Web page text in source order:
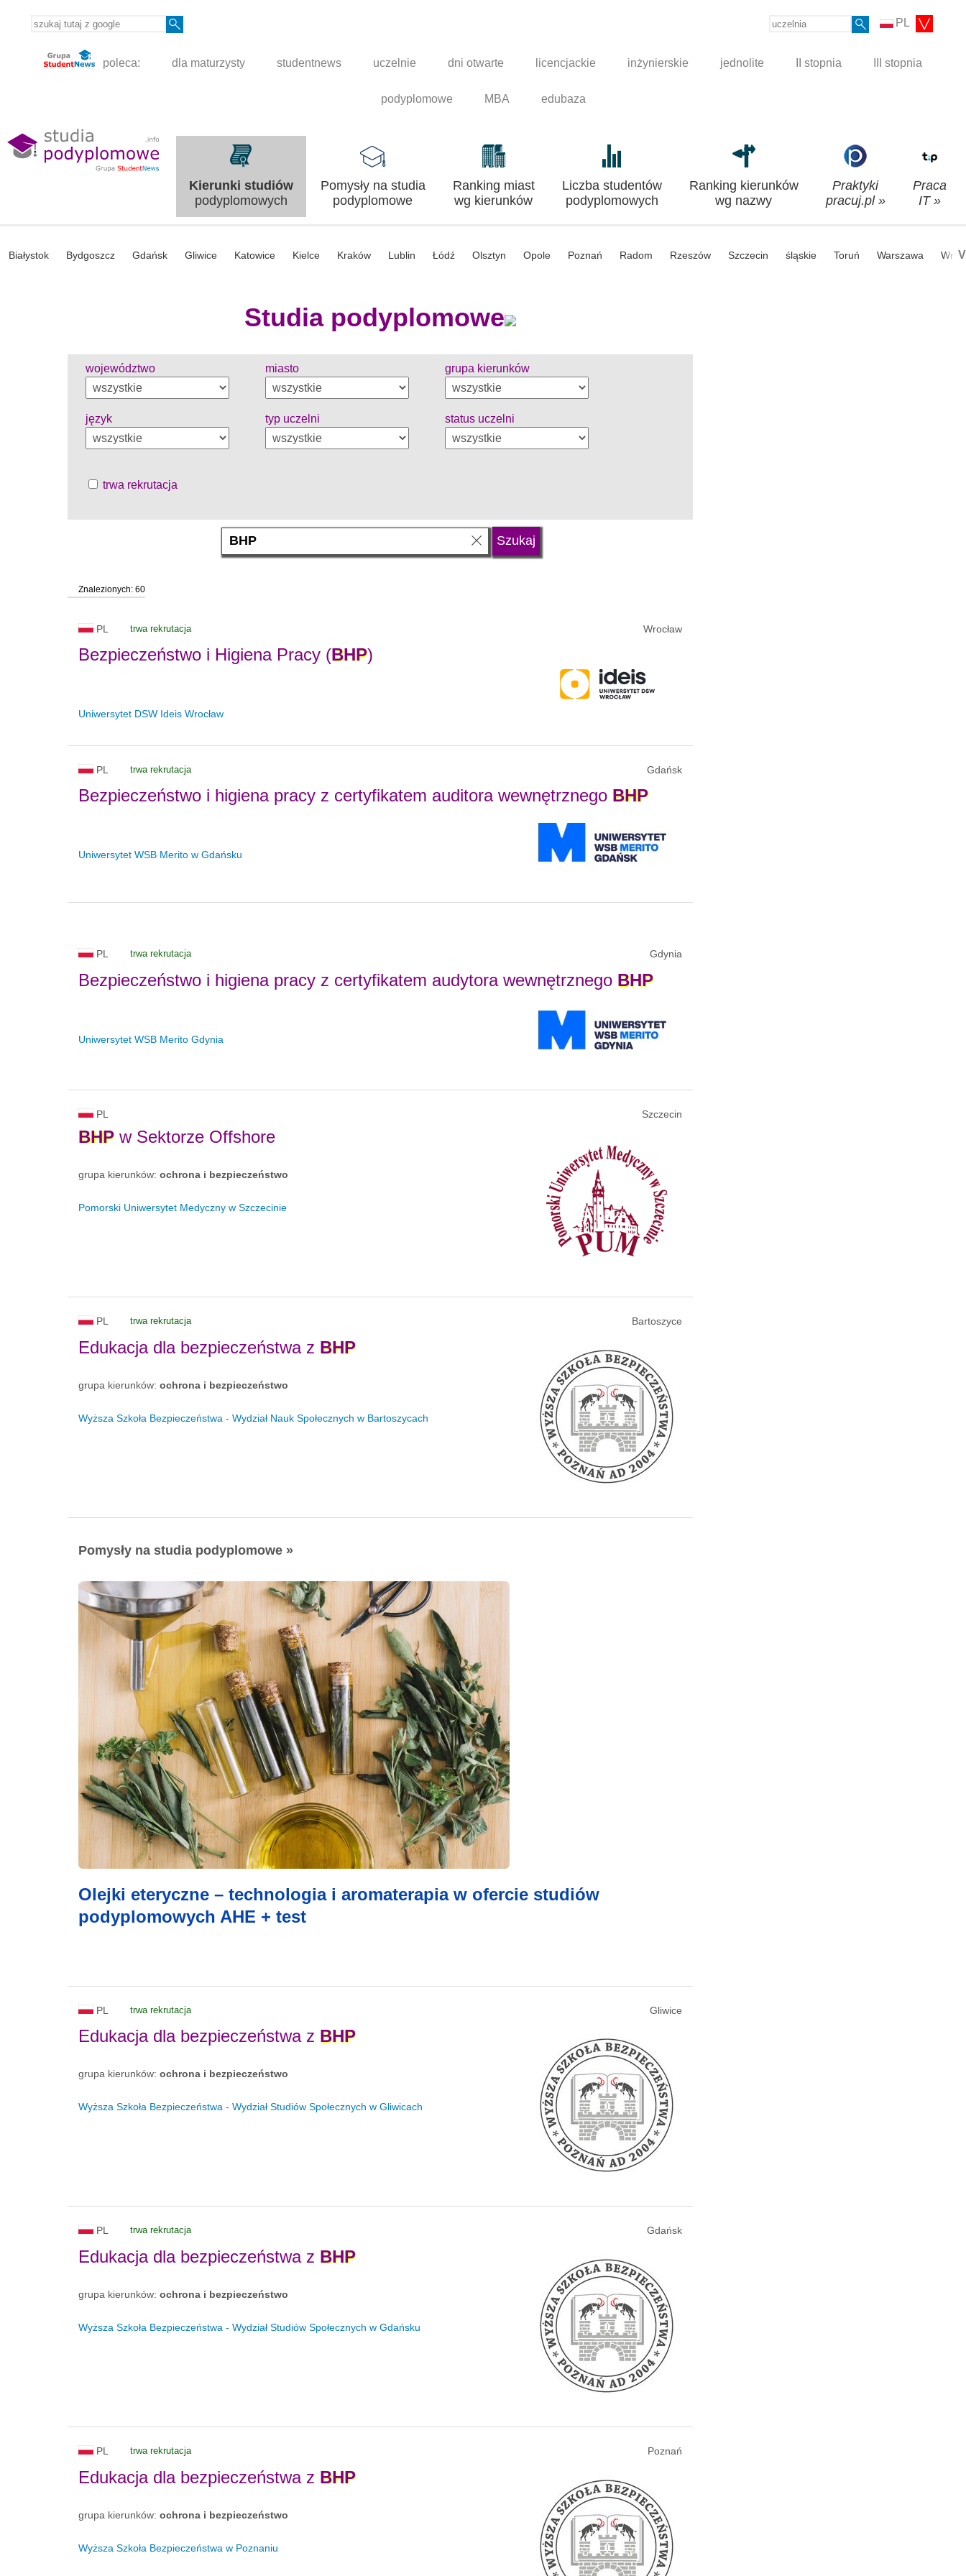
PL
poleca: dla maturzysty studentnews uczelnie dni otwarte licencjackie inżynierskie jednolite II stopnia III stopnia
podyplomowe MBA edubaza
Kierunki studiów
podyplomowych
Pomysły na studia
podyplomowe
Ranking miast
wg kierunków
Liczba studentów
podyplomowych
Ranking kierunków
wg nazwy
Praktyki
pracuj.pl »
Praca
IT »
Białystok Bydgoszcz Gdańsk Gliwice Katowice Kielce Kraków Lublin Łódź Olsztyn Opole Poznań Radom Rzeszów Szczecin śląskie Toruń Warszawa V
Studia podyplomowe
województwo miasto grupa kierunków
język typ uczelni status uczelni
trwa rekrutacja
Znalezionych: 60
PL trwa rekrutacja Wrocław
Bezpieczeństwo i Higiena Pracy (BHP)
Uniwersytet DSW Ideis Wrocław
PL trwa rekrutacja Gdańsk
Bezpieczeństwo i higiena pracy z certyfikatem auditora wewnętrznego BHP
Uniwersytet WSB Merito w Gdańsku
PL trwa rekrutacja Gdynia
Bezpieczeństwo i higiena pracy z certyfikatem audytora wewnętrznego BHP
Uniwersytet WSB Merito Gdynia
PL Szczecin
BHPw Sektorze Offshore
grupa kierunków: ochrona i bezpieczeństwo
Pomorski Uniwersytet Medyczny w Szczecinie
PL trwa rekrutacja Bartoszyce
Edukacja dla bezpieczeństwa z BHP
grupa kierunków: ochrona i bezpieczeństwo
Wyższa Szkoła Bezpieczeństwa - Wydział Nauk Społecznych w Bartoszycach
Pomysły na studia podyplomowe »
Olejki eteryczne – technologia i aromaterapia w ofercie studiów
podyplomowych AHE + test
PL trwa rekrutacja Gliwice
Edukacja dla bezpieczeństwa z BHP
grupa kierunków: ochrona i bezpieczeństwo
Wyższa Szkoła Bezpieczeństwa - Wydział Studiów Społecznych w Gliwicach
PL trwa rekrutacja Gdańsk
Edukacja dla bezpieczeństwa z BHP
grupa kierunków: ochrona i bezpieczeństwo
Wyższa Szkoła Bezpieczeństwa - Wydział Studiów Społecznych w Gdańsku
PL trwa rekrutacja Poznań
Edukacja dla bezpieczeństwa z BHP
grupa kierunków: ochrona i bezpieczeństwo
Wyższa Szkoła Bezpieczeństwa w Poznaniu